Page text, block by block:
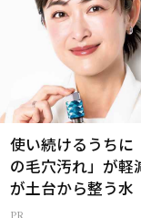
使い続けるうちに
の毛穴汚れ」が軽
が土台から整う水